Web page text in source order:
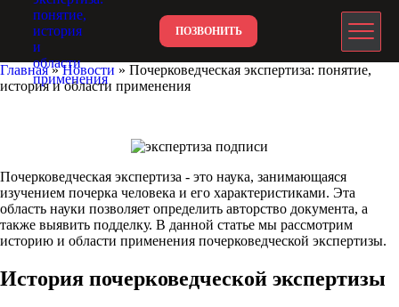
NEO-WEGA.COM
ПОЗВОНИТЬ
Главная»Новости » Почерковедческая экспертиза: понятие,
история и области применения
Почерковедческая экспертиза - это наука, занимающаяся
изучением почерка человека и его характеристиками. Эта
область науки позволяет определить авторство документа, а
также выявить подделку. В данной статье мы рассмотрим
историю и области применения почерковедческой экспертизы.
История почерковедческой экспертизы